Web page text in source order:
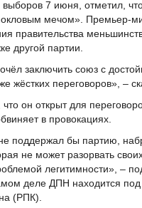
выборов 7 июня, отметил,
мечом». Премьер-
правительства
другой партии.
заключить союз с
жёстких переговоров», –
он открыт для
в провокациях.
поддержал бы партию,
не может разорвать
легитимности», –
деле ДПН находится
(РПК).